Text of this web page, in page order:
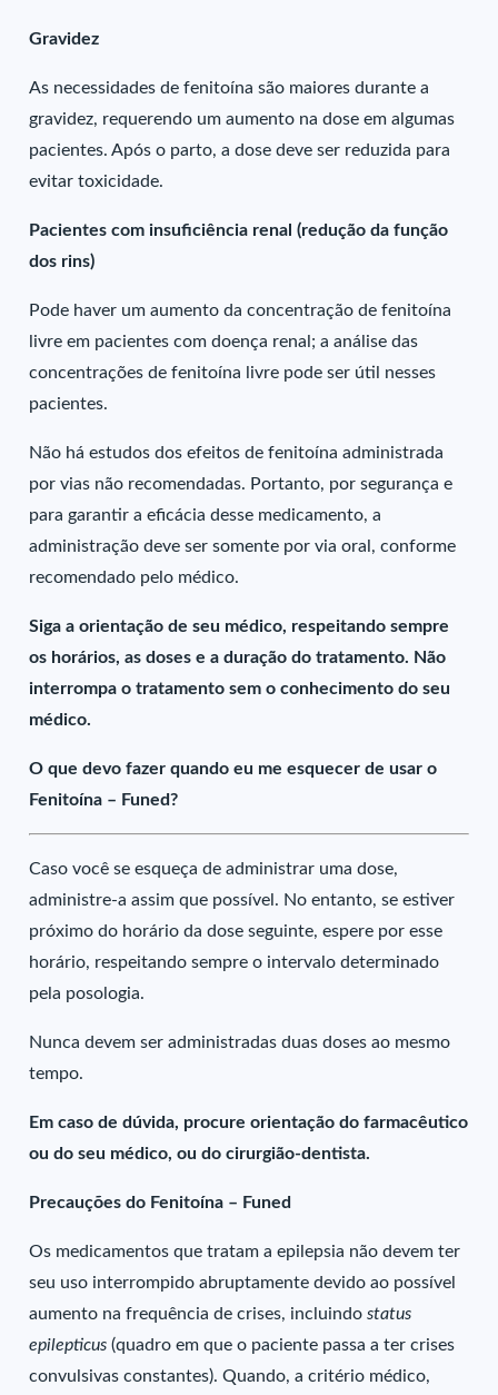
Gravidez
As necessidades de fenitoína são maiores durante a
gravidez, requerendo um aumento na dose em algumas
pacientes. Após o parto, a dose deve ser reduzida para
evitar toxicidade.
Pacientes com insuficiência renal (redução da função
dos rins)
Pode haver um aumento da concentração de fenitoína
livre em pacientes com doença renal; a análise das
concentrações de fenitoína livre pode ser útil nesses
pacientes.
Não há estudos dos efeitos de fenitoína administrada
por vias não recomendadas. Portanto, por segurança e
para garantir a eficácia desse medicamento, a
administração deve ser somente por via oral, conforme
recomendado pelo médico.
Siga a orientação de seu médico, respeitando sempre
os horários, as doses e a duração do tratamento. Não
interrompa o tratamento sem o conhecimento do seu
médico.
O que devo fazer quando eu me esquecer de usar o
Fenitoína – Funed?
Caso você se esqueça de administrar uma dose,
administre-a assim que possível. No entanto, se estiver
próximo do horário da dose seguinte, espere por esse
horário, respeitando sempre o intervalo determinado
pela posologia.
Nunca devem ser administradas duas doses ao mesmo
tempo.
Em caso de dúvida, procure orientação do farmacêutico
ou do seu médico, ou do cirurgião-dentista.
Precauções do Fenitoína – Funed
Os medicamentos que tratam a epilepsia não devem ter
seu uso interrompido abruptamente devido ao possível
aumento na frequência de crises, incluindostatus
epilepticus (quadro em que o paciente passa a ter crises
convulsivas constantes). Quando, a critério médico,